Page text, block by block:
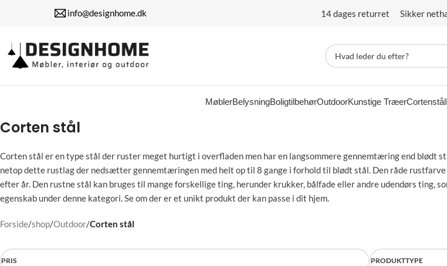
info@designhome.dk 14 dages returret Sikker
MøblerBelysningBoligtilbehørOutdoorKunstige TræerCortenstål
Corten stål
Corten stål er en type stål der ruster meget hurtigt i overfladen men har en langsommere gennemtæring end
netop dette rustlag der nedsætter gennemtæringen med helt op til 8 gange i forhold til blødt stål. Den råde
efter år. Den rustne stål kan bruges til mange forskellige ting, herunder krukker, bålfade eller andre udendørs ting,
egenskab under denne kategori. Se om der er et unikt produkt der kan passe i dit hjem.
Forside/shop/Outdoor/Corten stål
PRIS PRODUKTTYPE